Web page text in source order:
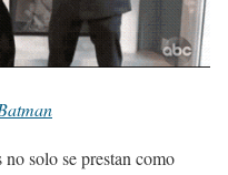
solo se prestan como